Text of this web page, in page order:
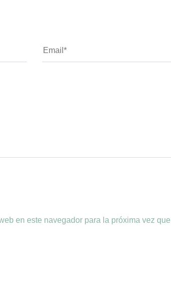
en este navegador para la próxima vez